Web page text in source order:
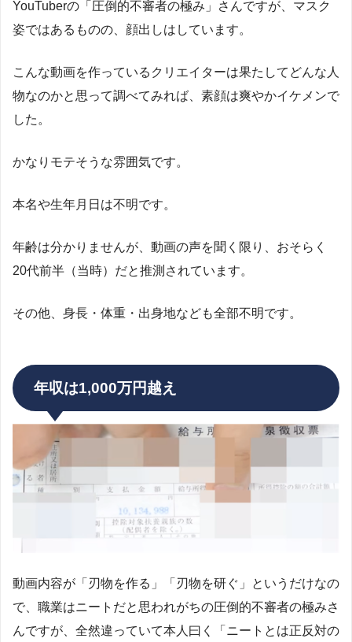
YouTuberの「圧倒的不審者の極み」さんですが、マスク
姿ではあるものの、顔出しはしています。
こんな動画を作っているクリエイターは果たしてどんな人
物なのかと思って調べてみれば、素顔は爽やかイケメンで
した。
かなりモテそうな雰囲気です。
本名や生年月日は不明です。
年齢は分かりませんが、動画の声を聞く限り、おそらく
20代前半（当時）だと推測されています。
その他、身長・体重・出身地なども全部不明です。
年収は1,000万円越え
動画内容が「刃物を作る」「刃物を研ぐ」というだけなの
で、職業はニートだと思われがちの圧倒的不審者の極みさ
んですが、全然違っていて本人曰く「ニートとは正反対の